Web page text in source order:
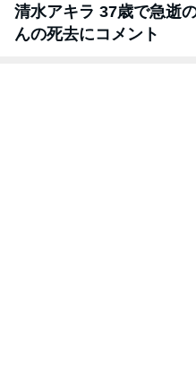
清水アキラ 37歳で急逝
んの死去にコメント